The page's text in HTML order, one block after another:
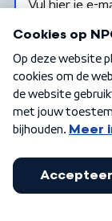
Algemene